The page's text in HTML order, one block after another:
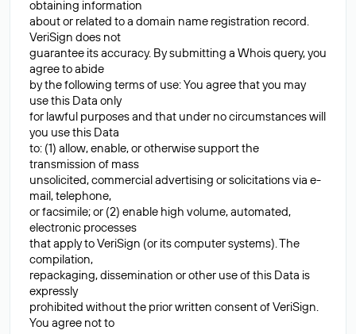
obtaining information
about or related to a domain name registration record.
VeriSign does not
guarantee its accuracy. By submitting a Whois query, you
agree to abide
by the following terms of use: You agree that you may
use this Data only
for lawful purposes and that under no circumstances will
you use this Data
to: (1) allow, enable, or otherwise support the
transmission of mass
unsolicited, commercial advertising or solicitations via e-
mail, telephone,
or facsimile; or (2) enable high volume, automated,
electronic processes
that apply to VeriSign (or its computer systems). The
compilation,
repackaging, dissemination or other use of this Data is
expressly
prohibited without the prior written consent of VeriSign.
You agree not to